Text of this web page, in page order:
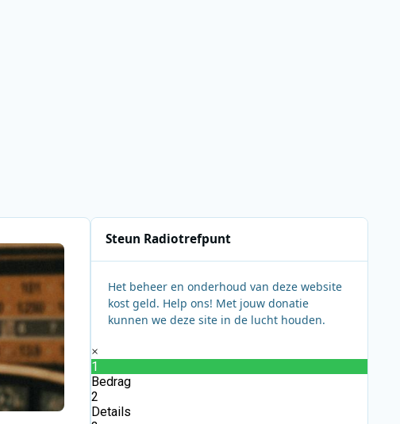
Steun Radiotrefpunt
Het beheer en onderhoud van deze website
kost geld. Help ons! Met jouw donatie
kunnen we deze site in de lucht houden.